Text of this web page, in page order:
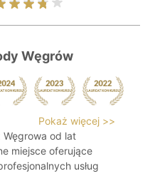
Węgrów
Pokaż więcej >>
Węgrowa od lat
miejsce oferujące
usług